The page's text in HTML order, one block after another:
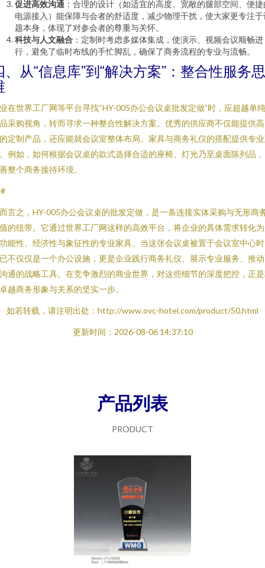
促进高效沟通 ：合理的设计（如适宜的高度、宽敞的腿部空间、便捷
电源接入）能保障与会者的舒适度，减少物理干扰，使大家更专注于
题本身，体现了对参会者的尊重与关怀。
科技与人文融合 ：定制时考虑多媒体集成，使演示、视频会议顺畅进
行，避免了临时布线的手忙脚乱，确保了商务流程的专业与流畅。
、从“信息库”到“解决方案”：整合性服务思
在世界工厂网等平台寻找“HY-005办公会议桌批发定做”时，应超越单
采购视角，转而寻求一种整合性解决方案。优秀的供应商不仅能提供
定制产品，还应能就会议室整体布局、家具与商务礼仪的搭配提供专
例如，如何根据会议桌的款式选择合适的座椅、灯光乃至桌面陈列品
整个商务接待环境。
言之，HY-005办公会议桌的批发定做，是一条连接实体采购与无形商
的纽带。它通过世界工厂网这样的高效平台，将企业的具体需求转化
能性、经济性与象征性的专业家具。当这张会议桌被置于会议室中心
不仅仅是一个办公设施，更是企业践行商务礼仪、展示专业服务、推
通的战略工具。在竞争激烈的商业世界，对这些细节的深度把控，正
越商务形象与关系的坚实一步。
如若转载，请注明出处：http://www.ovc-hotel.com/product/50.html
更新时间：2026-08-06 14:37:10
产品列表
PRODUCT